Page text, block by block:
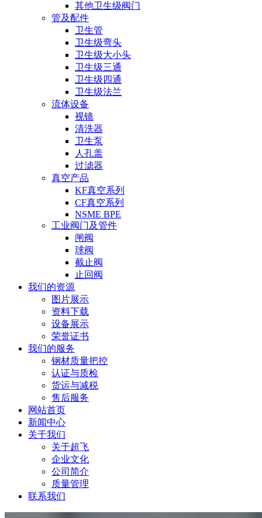
其他卫生级阀门
管及配件
卫生管
卫生级弯头
卫生级大小头
卫生级三通
卫生级四通
卫生级法兰
流体设备
视镜
清洗器
卫生泵
人孔盖
过滤器
真空产品
KF真空系列
CF真空系列
NSME BPE
工业阀门及管件
闸阀
球阀
截止阀
止回阀
我们的资源
图片展示
资料下载
设备展示
荣誉证书
我们的服务
钢材质量把控
认证与质检
货运与减税
售后服务
网站首页
新闻中心
关于我们
关于超飞
企业文化
公司简介
质量管理
联系我们